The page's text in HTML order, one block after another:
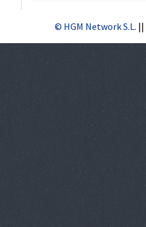
© HGM Network S.L. ||